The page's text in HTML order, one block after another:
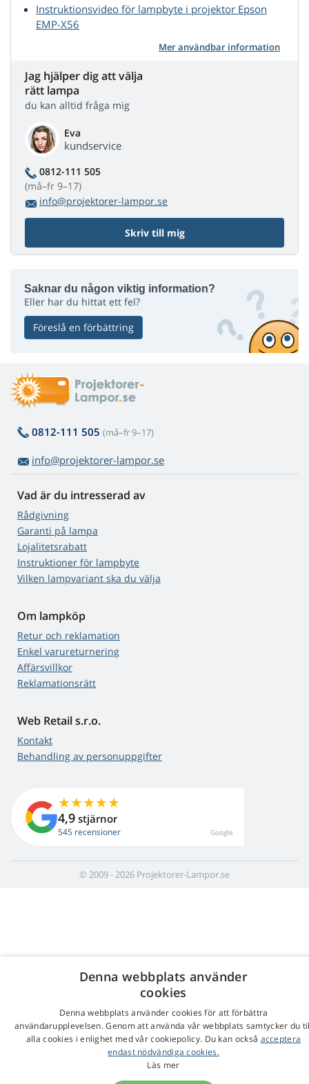
Instruktionsvideo för lampbyte i projektor Epson
EMP-X56
Mer användbar information
Jag hjälper dig att välja
rätt lampa
du kan alltid fråga mig
Eva
kundservice
0812-111 505
(må–fr 9–17)
info@projektorer-lampor.se
Skriv till mig
Saknar du någon viktig information?
Eller har du hittat ett fel?
Föreslå en förbättring
0812-111 505 (må–fr 9–17)
info@projektorer-lampor.se
Vad är du intresserad av
Rådgivning
Garanti på lampa
Lojalitetsrabatt
Instruktioner för lampbyte
Vilken lampvariant ska du välja
Om lampköp
Retur och reklamation
Enkel varureturnering
Affärsvillkor
Reklamationsrätt
Web Retail s.r.o.
Kontakt
Behandling av personuppgifter
4,9 stjärnor
545 recensioner Google
© 2009 - 2026 Projektorer-Lampor.se
Denna webbplats använder
cookies
Denna webbplats använder cookies för att förbättra
användarupplevelsen. Genom att använda vår webbplats samtycker du
alla cookies i enlighet med vår cookiepolicy. Du kan också acceptera
endast nödvändiga cookies.
Läs mer